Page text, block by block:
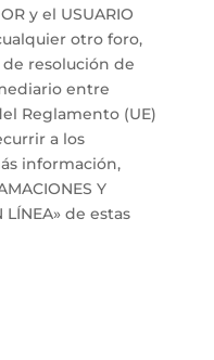
y el USUARIO
otro foro,
resolución de
entre
Reglamento (UE)
a los
información,
Y
LÍNEA» de estas